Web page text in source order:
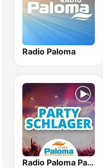
Radio Paloma
Radio Paloma Partyschlager